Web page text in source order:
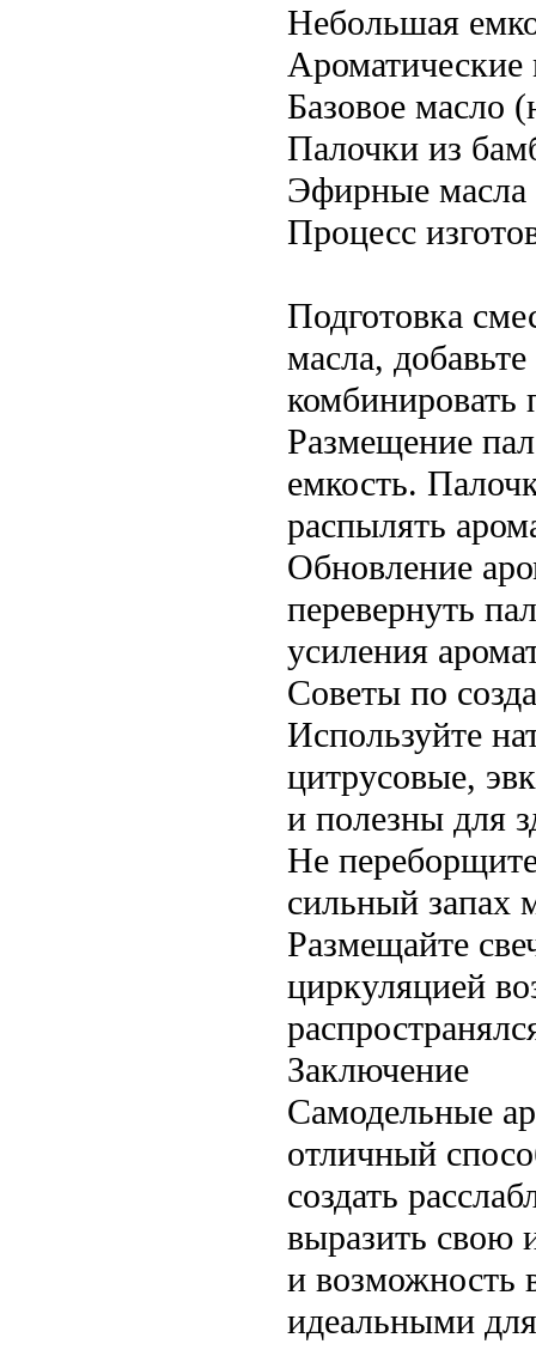
Небольшая
Базовое масло
Палочки из
Эфирные масла
Процесс
Подготовка
масла,
комбинировать
Размещение
емкость.
распылять
Обновление
перевернуть
усиления
Советы по
Используйте
цитрусовые,
и полезны для
Не
сильный запах
Размещайте
циркуляцией
Заключение
Самодельные
отличный
создать
выразить свою
и возможность
идеальными